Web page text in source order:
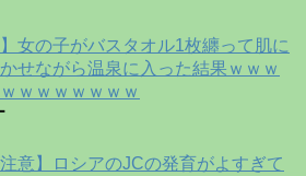
】女の子がバスタオル1枚纏って肌に
せながら温泉に入った結果ｗｗｗ
ｗｗｗｗｗｗｗ
注意】ロシアのJCの発育がよすぎて